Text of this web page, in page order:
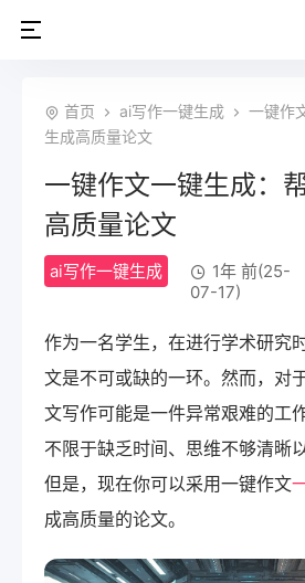
首页 ai写作一键生成
一键作
生成高质量论文
一键作文一键生成：
高质量论文
ai写作一键生成
1年 前(25-
07-17)
作为一名学生，在进行学术研究
文是不可或缺的一环。然而，对
文写作可能是一件异常艰难的工
不限于缺乏时间、思维不够清晰
但是，现在你可以采用一键作文
成高质量的论文。